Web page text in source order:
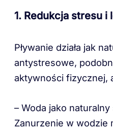
1. Redukcja stresu i
Pływanie działa jak
antystresowe,
aktywności fizycznej,
– Woda jako
Zanurzenie w wodzie